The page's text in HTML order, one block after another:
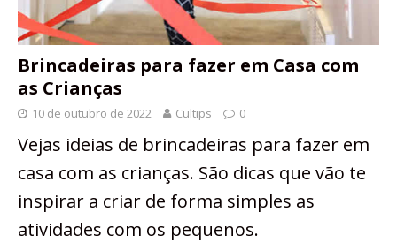
Brincadeiras para fazer em Casa com
as Crianças
10 de outubro de 2022 Cultips 0
Vejas ideias de brincadeiras para fazer em
casa com as crianças. São dicas que vão te
inspirar a criar de forma simples as
atividades com os pequenos.